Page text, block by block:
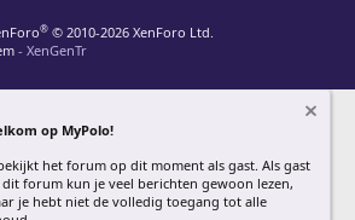
® © 2010-2026 XenForo Ltd.
- XenGenTr
op MyPolo!
het forum op dit moment als gast. Als gast
forum kun je veel berichten gewoon lezen,
je hebt niet de volledig toegang tot alle